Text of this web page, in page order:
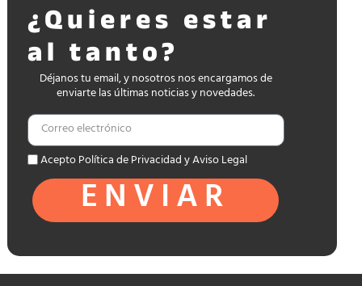
¿Quieres estar
al tanto?
Déjanos tu email, y nosotros nos encargamos de
enviarte las últimas noticias y novedades.
Acepto Política de Privacidad y Aviso Legal
ENVIAR